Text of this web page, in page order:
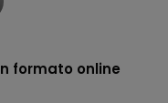
formato online